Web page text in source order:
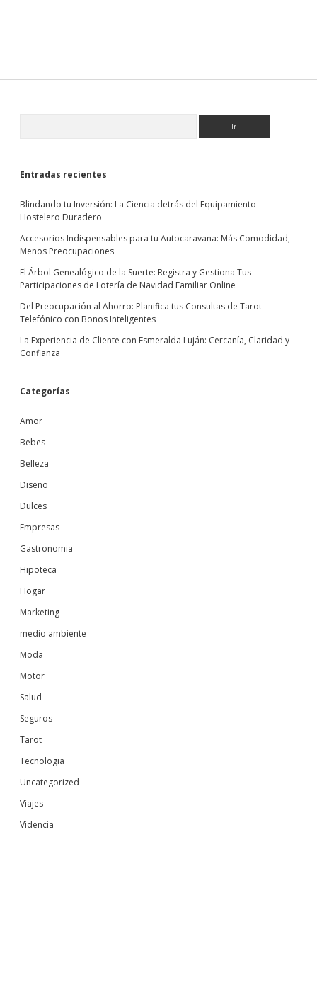
y
los
Entradas recientes
Blindando tu Inversión: La Ciencia detrás del Equipamiento
Hostelero Duradero
Accesorios Indispensables para tu Autocaravana: Más Comodidad,
Menos Preocupaciones
El Árbol Genealógico de la Suerte: Registra y Gestiona Tus
Participaciones de Lotería de Navidad Familiar Online
Del Preocupación al Ahorro: Planifica tus Consultas de Tarot
Telefónico con Bonos Inteligentes
La Experiencia de Cliente con Esmeralda Luján: Cercanía, Claridad y
Confianza
Categorías
Amor
Bebes
Belleza
Diseño
Dulces
Empresas
Gastronomia
Hipoteca
Hogar
Marketing
medio ambiente
Moda
Motor
Salud
Seguros
Tarot
Tecnologia
Uncategorized
Viajes
Videncia